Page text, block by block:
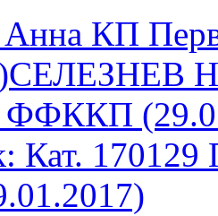
КП
СЕЛЕЗНЕВ
ФФККП
Кат. 170129